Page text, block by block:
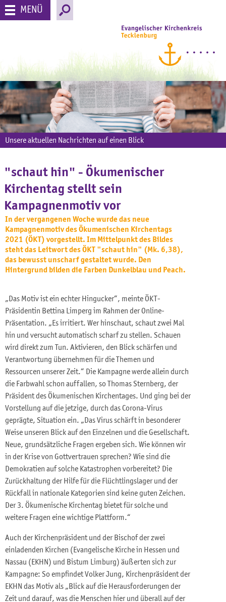
MENÜ
Unsere aktuellen Nachrichten auf einen Blick
"schaut hin" - Ökumenischer
Kirchentag stellt sein
Kampagnenmotiv vor
In der vergangenen Woche wurde das neue
Kampagnenmotiv des Ökumenischen Kirchentags
2021 (ÖKT) vorgestellt. Im Mittelpunkt des Bildes
steht das Leitwort des ÖKT "schaut hin" (Mk. 6,38),
das bewusst unscharf gestaltet wurde. Den
Hintergrund bilden die Farben Dunkelblau und Peach.
„Das Motiv ist ein echter Hingucker“, meinte ÖKT-
Präsidentin Bettina Limperg im Rahmen der Online-
Präsentation. „Es irritiert. Wer hinschaut, schaut zwei Mal
hin und versucht automatisch scharf zu stellen. Schauen
wird direkt zum Tun. Aktivieren, den Blick schärfen und
Verantwortung übernehmen für die Themen und
Ressourcen unserer Zeit.“ Die Kampagne werde allein durch
die Farbwahl schon auffallen, so Thomas Sternberg, der
Präsident des Ökumenischen Kirchentages. Und ging bei der
Vorstellung auf die jetzige, durch das Corona-Virus
geprägte, Situation ein. „Das Virus schärft in besonderer
Weise unseren Blick auf den Einzelnen und die Gesellschaft.
Neue, grundsätzliche Fragen ergeben sich. Wie können wir
in der Krise von Gottvertrauen sprechen? Wie sind die
Demokratien auf solche Katastrophen vorbereitet? Die
Zurückhaltung der Hilfe für die Flüchtlingslager und der
Rückfall in nationale Kategorien sind keine guten Zeichen.
Der 3. Ökumenische Kirchentag bietet für solche und
weitere Fragen eine wichtige Plattform.“
Auch der Kirchenpräsident und der Bischof der zwei
einladenden Kirchen (Evangelische Kirche in Hessen und
Nassau (EKHN) und Bistum Limburg) äußerten sich zur
Kampagne: So empfindet Volker Jung, Kirchenpräsident der
EKHN das Motiv als „Blick auf die Herausforderungen der
Zeit und darauf, was die Menschen hier und überall auf der